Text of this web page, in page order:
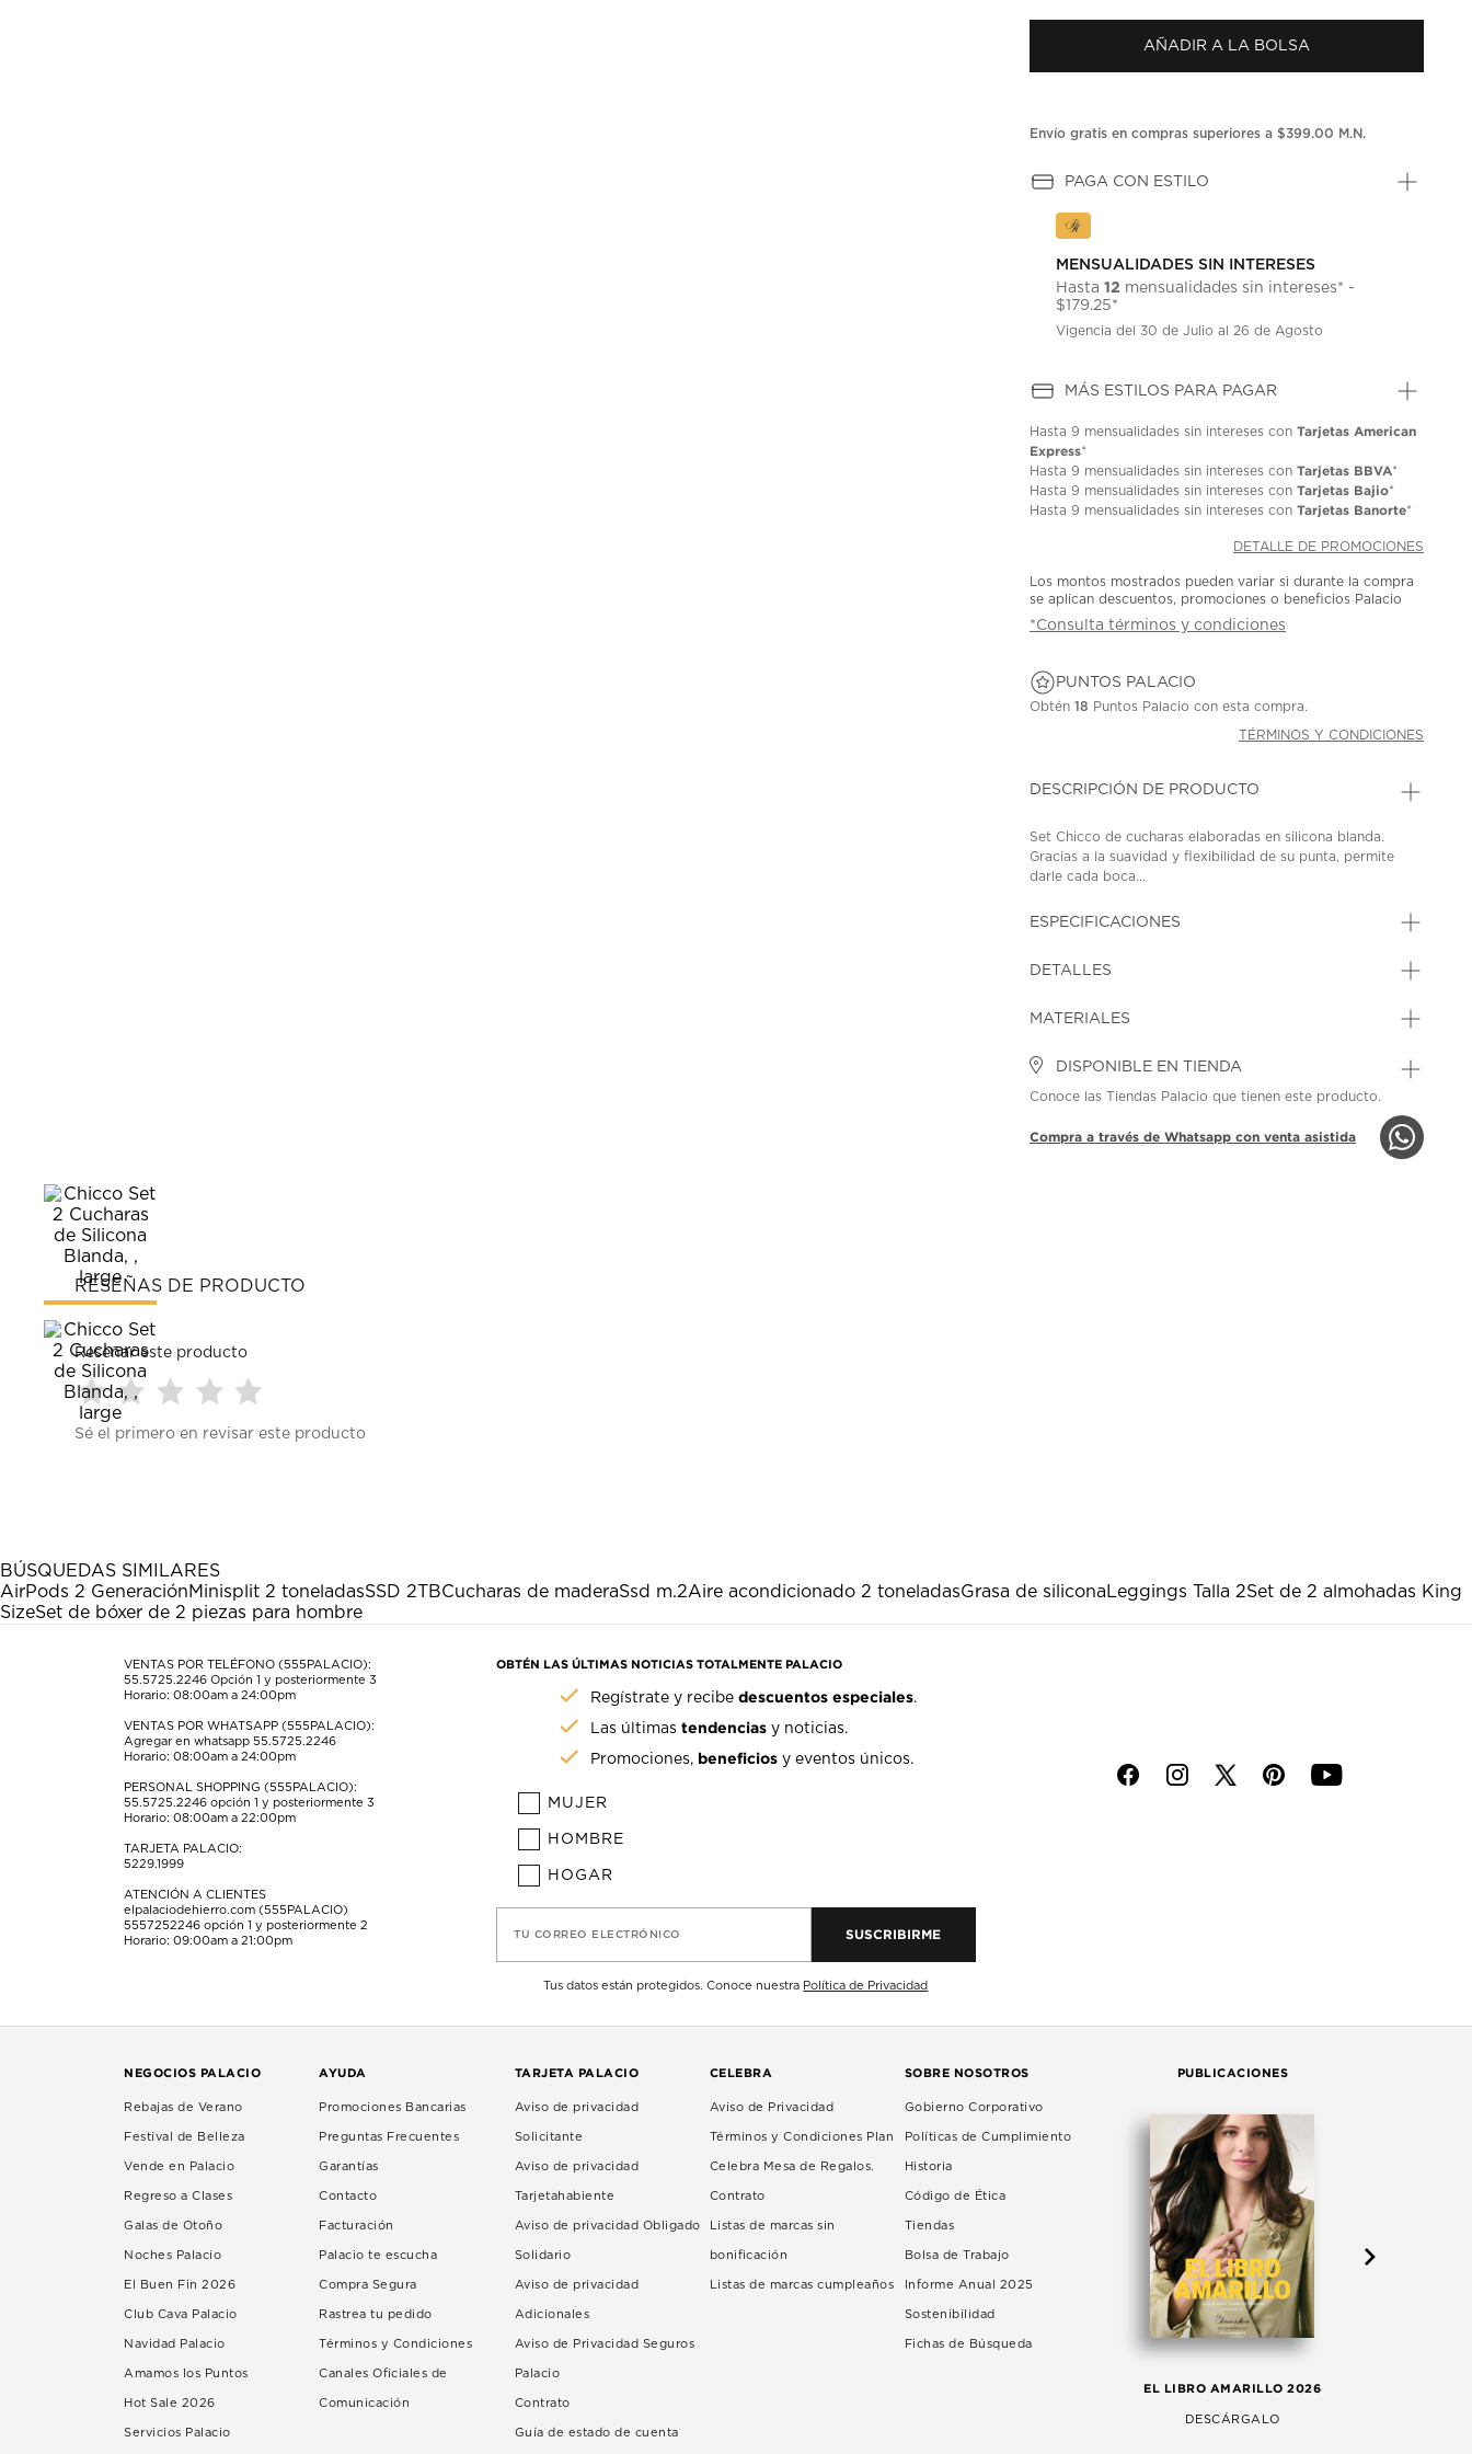
puntuación.
en
la
AÑADIR A LA BOLSA
Envío gratis en compras superiores a $399.00 M.N.
PAGA CON ESTILO
MENSUALIDADES SIN INTERESES
Hasta12 mensualidades sin intereses* -
$179.25*
Vigencia del 30 de Julio al 26 de Agosto
MÁS ESTILOS PARA PAGAR
Hasta9 mensualidades sin intereses conTarjetas American
Express*
Hasta9 mensualidades sin intereses conTarjetas BBVA*
Hasta9 mensualidades sin intereses conTarjetas Bajio*
Hasta9 mensualidades sin intereses conTarjetas Banorte*
DETALLE DE PROMOCIONES
Los montos mostrados pueden variar si durante la compra
se aplican descuentos, promociones o beneficios Palacio
*Consulta términos y condiciones
PUNTOS PALACIO
Obtén18 Puntos Palacio con esta compra.
TÉRMINOS Y CONDICIONES
DESCRIPCIÓN DE PRODUCTO
Set Chicco de cucharas elaboradas en silicona blanda.
Gracias a la suavidad y flexibilidad de su punta, permite
darle cada boca...
ESPECIFICACIONES
DETALLES
MATERIALES
DISPONIBLE EN TIENDA
Conoce las Tiendas Palacio que tienen este producto.
Compra a través de Whatsapp con venta asistida
RESEÑAS DE PRODUCTO
Reseñar este producto
Seleccionar
para
estrella
Esta
acción
abrirá
formulario
Seleccionar
para
estrellas.
Esta
acción
abrirá
formulario
de
para
estrellas.
Esta
acción
abrirá
formulario
de
para
estrellas.
Esta
acción
abrirá
formulario
de
para
Esta
acción
abrirá
formulario
de
envío.
Sé el primero en revisar este producto
BÚSQUEDAS SIMILARES
AirPods 2 GeneraciónMinisplit 2 toneladasSSD 2TBCucharas de maderaSsd m.2Aire acondicionado 2 toneladasGrasa de siliconaLeggings Talla 2Set de 2 almohadas King
SizeSet de bóxer de 2 piezas para hombre
VENTAS POR TELÉFONO (555PALACIO):
55.5725.2246 Opción 1 y posteriormente 3
Horario: 08:00am a 24:00pm
VENTAS POR WHATSAPP (555PALACIO):
Agregar en whatsapp 55.5725.2246
Horario: 08:00am a 24:00pm
PERSONAL SHOPPING (555PALACIO):
55.5725.2246 opción 1 y posteriormente 3
Horario: 08:00am a 22:00pm
TARJETA PALACIO:
5229.1999
ATENCIÓN A CLIENTES
elpalaciodehierro.com (555PALACIO)
5557252246 opción 1 y posteriormente 2
Horario: 09:00am a 21:00pm
OBTÉN LAS ÚLTIMAS NOTICIAS TOTALMENTE PALACIO
Regístrate y recibedescuentos especiales.
Las últimastendencias y noticias.
Promociones, beneficios y eventos únicos.
MUJER
HOMBRE
HOGAR
TU CORREO ELECTRÓNICO SUSCRIBIRME
Tus datos están protegidos. Conoce nuestra Política de Privacidad
f i p y
NEGOCIOS PALACIO
Rebajas de Verano
Festival de Belleza
Vende en Palacio
Regreso a Clases
Galas de Otoño
Noches Palacio
El Buen Fin 2026
Club Cava Palacio
Navidad Palacio
Amamos los Puntos
Hot Sale 2026
Servicios Palacio
AYUDA
Promociones Bancarias
Preguntas Frecuentes
Garantías
Contacto
Facturación
Palacio te escucha
Compra Segura
Rastrea tu pedido
Términos y Condiciones
Canales Oficiales de
Comunicación
TARJETA PALACIO
Aviso de privacidad
Solicitante
Aviso de privacidad
Tarjetahabiente
Aviso de privacidad Obligado
Solidario
Aviso de privacidad
Adicionales
Aviso de Privacidad Seguros
Palacio
Contrato
Guía de estado de cuenta
CELEBRA
Aviso de Privacidad
Términos y Condiciones Plan
Celebra Mesa de Regalos.
Contrato
Listas de marcas sin
bonificación
Listas de marcas cumpleaños
SOBRE NOSOTROS
Gobierno Corporativo
Políticas de Cumplimiento
Historia
Código de Ética
Tiendas
Bolsa de Trabajo
Informe Anual 2025
Sostenibilidad
Fichas de Búsqueda
PUBLICACIONES
EL LIBRO AMARILLO 2026
DESCÁRGALO